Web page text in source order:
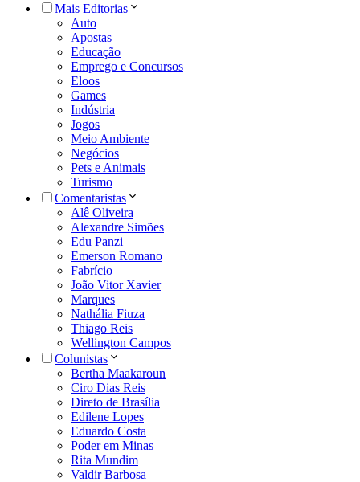
Mais Editorias
Auto
Apostas
Educação
Emprego e Concursos
Eloos
Games
Indústria
Jogos
Meio Ambiente
Negócios
Pets e Animais
Turismo
Comentaristas
Alê Oliveira
Alexandre Simões
Edu Panzi
Emerson Romano
Fabrício
João Vitor Xavier
Marques
Nathália Fiuza
Thiago Reis
Wellington Campos
Colunistas
Bertha Maakaroun
Ciro Dias Reis
Direto de Brasília
Edilene Lopes
Eduardo Costa
Poder em Minas
Rita Mundim
Valdir Barbosa